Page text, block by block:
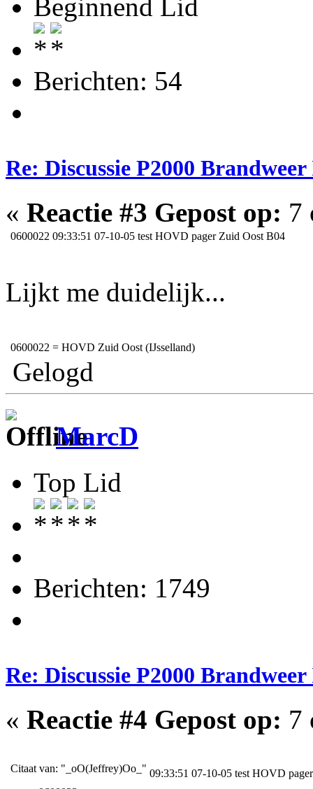
Beginnend Lid
Berichten: 54
Re: Discussie P2000
« Reactie #3 Gepost op: 7
0600022 09:33:51 07-10-05 test HOVD pager Zuid Oost B04
Lijkt me duidelijk...
0600022 = HOVD Zuid Oost (IJsselland)
Gelogd
MarcD
Top Lid
Berichten: 1749
Re: Discussie P2000
« Reactie #4 Gepost op: 7
Citaat van: "_oO(Jeffrey)Oo_" 09:33:51 07-10-05 test HOVD